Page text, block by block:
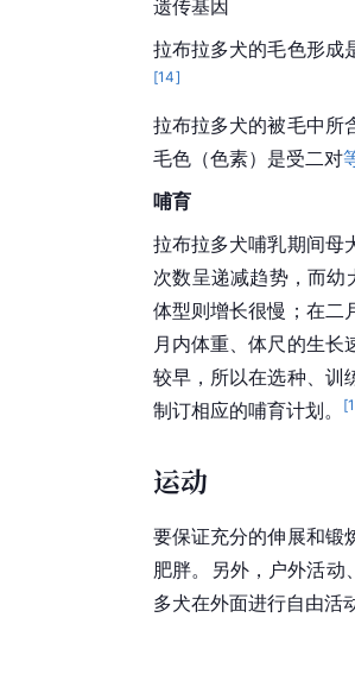
遗传基因
拉布拉多犬的毛色形成
[14]
拉布拉多犬的被毛中所
毛色（色素）是受二对
哺育
拉布拉多犬哺乳期间母
次数呈递减趋势，而
体型则增长很慢；在二
月内体重、体尺的生
较早，所以在选种、训
制订相应的哺育计划。
[
运动
要保证充分的伸展和锻
肥胖。另外，户外活动
多犬在外面进行自由活